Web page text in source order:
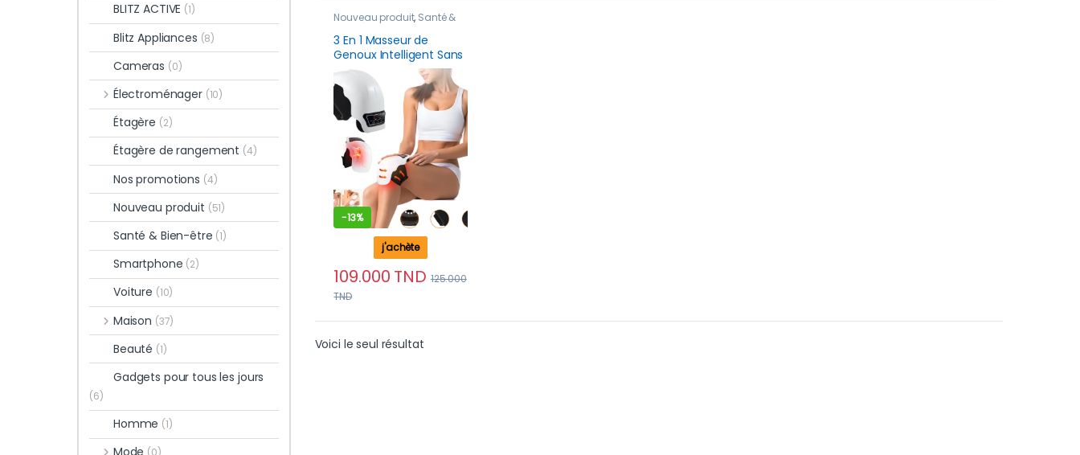
Nouveau produit, Santé &
Bien-être
3 En 1 Masseur de
Genoux Intelligent Sans
Fil Chauffant Et Vibrant
pour Douleurs
Articulaires Avec 9
Modes De Massage
-13%
109.000 TND 125.000
TND
j'achète
Voici le seul résultat
BLITZ ACTIVE (1)
Blitz Appliances (8)
Cameras (0)
Électroménager (10)
Étagère (2)
Étagère de rangement (4)
Nos promotions (4)
Nouveau produit (51)
Santé & Bien-être (1)
Smartphone (2)
Voiture (10)
Maison (37)
Beauté (1)
Gadgets pour tous les jours
(6)
Homme (1)